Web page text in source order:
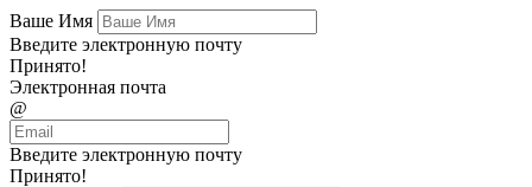
Ваше Имя
Введите электронную почту
Принято!
Электронная почта
@
Введите электронную почту
Принято!